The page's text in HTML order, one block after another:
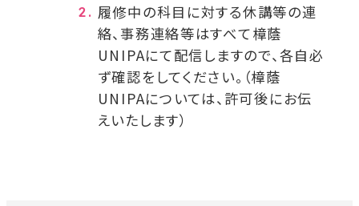
履修中の科目に対する休講等の連
絡、事務連絡等はすべて樟蔭
UNIPAにて配信しますので、各自必
ず確認をしてください。（樟蔭
UNIPAについては、許可後にお伝
えいたします）